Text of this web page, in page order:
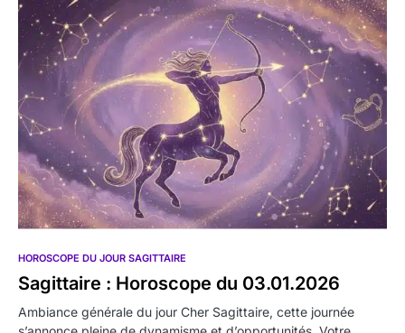
HOROSCOPE DU JOUR SAGITTAIRE
Sagittaire : Horoscope du 03.01.2026
Ambiance générale du jour Cher Sagittaire, cette journée